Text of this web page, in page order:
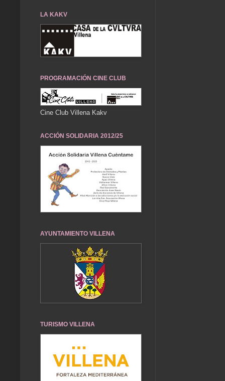
LA KAKV
PROGRAMACIÓN CINE CLUB
Cine Club Villena Kakv
ACCIÓN SOLIDARIA 2012/25
AYUNTAMIENTO VILLENA
TURISMO VILLENA